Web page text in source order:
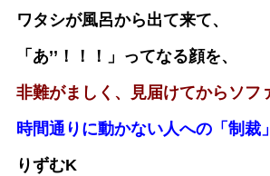
ワタシが風呂から出て来て、
「あ’’！！！」ってなる顔を、
非難がましく、見届けてからソフ
時間通りに動かない人への「制裁
りずむK